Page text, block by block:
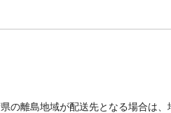
の離島地域が配送先となる場合は